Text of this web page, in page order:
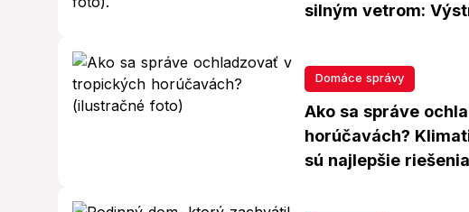
silným vetrom:
Domáce správy
Ako sa správe
horúčavách?
sú najlepšie riešenia